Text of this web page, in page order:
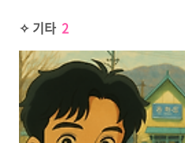
✧ 기타 2